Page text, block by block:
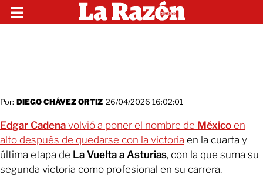
Por: DIEGO CHÁVEZ ORTIZ 26/04/2026 16:02:01
Edgar Cadena volvió a poner el nombre de México en
alto después de quedarse con la victoria en la cuarta y
última etapa de La Vuelta a Asturias, con la que suma su
segunda victoria como profesional en su carrera.